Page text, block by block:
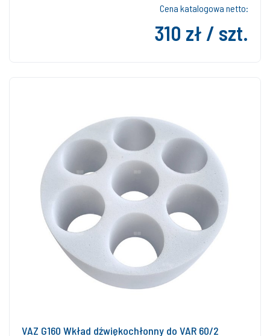
Cena katalogowa netto:
310 zł / szt.
VAZ G160 Wkład dźwiękochłonny do VAR 60/2